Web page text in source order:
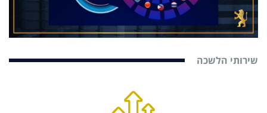
שירותי הלשכה